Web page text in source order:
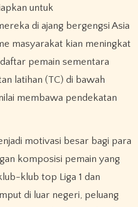
untuk
di ajang bergengsi Asia
masyarakat kian meningkat
pemain sementara
latihan (TC) di bawah
membawa pendekatan
motivasi besar bagi para
komposisi pemain yang
klub top Liga 1 dan
di luar negeri, peluang